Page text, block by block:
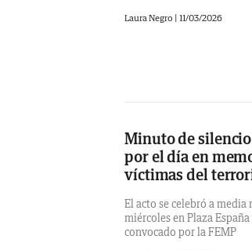
Laura Negro | 11/03/2026
Minuto de
por el día en
víctimas del
El acto se celebró a media
miércoles en Plaza
convocado por la FEMP